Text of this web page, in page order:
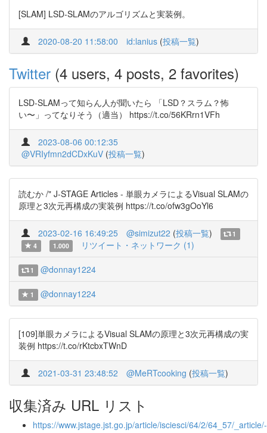
[SLAM] LSD-SLAMのアルゴリズムと実装例。
2020-08-20 11:58:00 id:lanius (投稿一覧)
Twitter (4 users, 4 posts, 2 favorites)
LSD-SLAMって知らん人が聞いたら 「LSD？スラム？怖
い〜」ってなりそう（適当） https://t.co/56KRrn1VFh
2023-08-06 00:12:35
@VRIyfmn2dCDxKuV (投稿一覧)
読むか /" J-STAGE Articles - 単眼カメラによるVisual SLAMの
原理と3次元再構成の実装例 https://t.co/ofw3gOoYl6
2023-02-16 16:49:25 @simizut22 (投稿一覧)
1
4
1.000 リツイート・ネットワーク (1)
1 @donnay1224
1 @donnay1224
[109]単眼カメラによるVisual SLAMの原理と3次元再構成の実
装例 https://t.co/rKtcbxTWnD
2021-03-31 23:48:52 @MeRTcooking (投稿一覧)
収集済み URL リスト
https://www.jstage.jst.go.jp/article/isciesci/64/2/64_57/_article/-